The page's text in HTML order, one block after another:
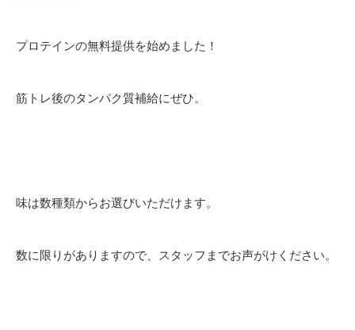
プロテインの無料提供を始めました！
筋トレ後のタンパク質補給にぜひ。
味は数種類からお選びいただけます。
数に限りがありますので、スタッフまでお声がけください。